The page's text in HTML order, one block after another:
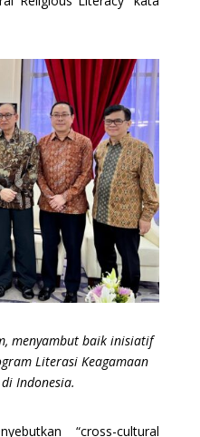
menyambut baik inisiatif
Literasi Keagamaan
Indonesia.
“cross-cultural